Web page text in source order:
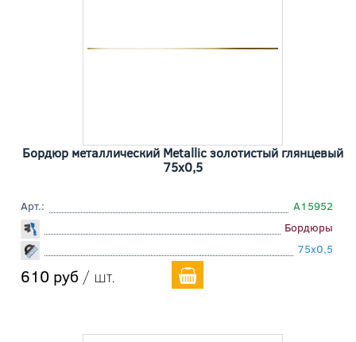
Бордюр металлический Metallic золотистый глянцевый
75x0,5
Арт.:
A15952
Бордюры
75x0,5
610 руб / шт.